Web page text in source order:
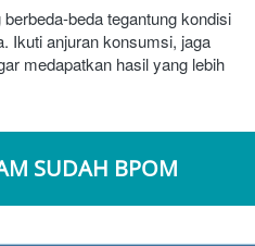
beda tegantung kondisi
Ikuti anjuran konsumsi, jaga
medapatkan hasil yang lebih
SUDAH BPOM